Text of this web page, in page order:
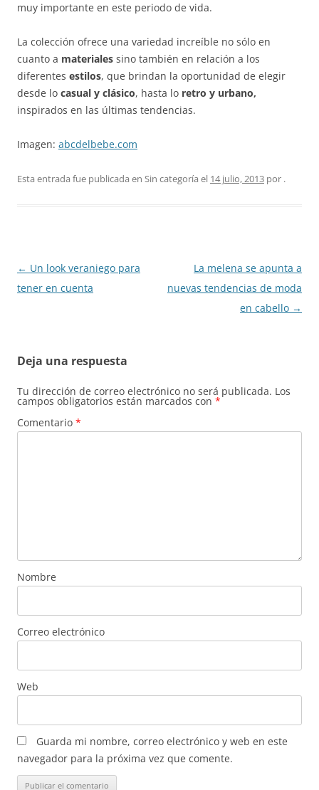
muy importante en este periodo de vida.
La colección ofrece una variedad increíble no sólo en
cuanto a materiales sino también en relación a los
diferentes estilos, que brindan la oportunidad de elegir
desde lo casual y clásico, hasta lo retro y urbano,
inspirados en las últimas tendencias.
Imagen: abcdelbebe.com
Esta entrada fue publicada en Sin categoría el 14 julio, 2013 por .
Navegación
de
← Un look veraniego para
tener en cuenta
La melena se apunta a
nuevas tendencias de moda
en cabello →
Deja una respuesta
Tu dirección de correo electrónico no será publicada. Los
campos obligatorios están marcados con *
Comentario *
Nombre
Correo electrónico
Web
Guarda mi nombre, correo electrónico y web en este
navegador para la próxima vez que comente.